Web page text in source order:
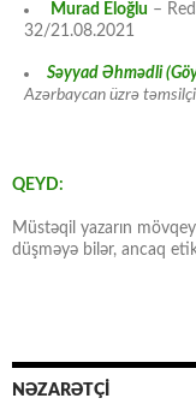
Murad Eloğlu –
32/21.08.2021
Səyyad Əhmədli
Azərbaycan üzrə
QEYD:
Müstəqil yazarın
düşməyə bilər, ancaq
NƏZARƏTÇİ